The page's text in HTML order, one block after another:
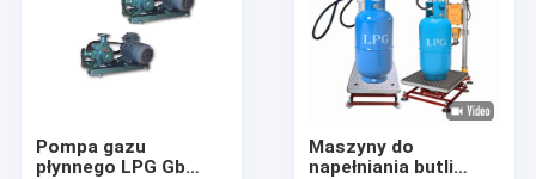
Pompa gazu
płynnego LPG Gb
Maszyny do
napełniania butli